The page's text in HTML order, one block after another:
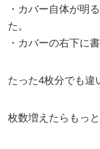
・カバー自体が明
た。
・カバーの右下に
たった4枚分でも違
枚数増えたらもっ